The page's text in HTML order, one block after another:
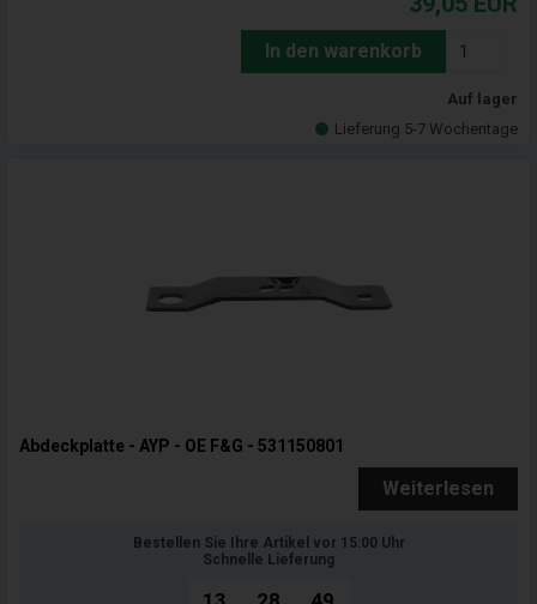
In den warenkorb
Auf lager
Lieferung 5-7 Wochentage
Abdeckplatte - AYP - OE F&G - 531150801
Weiterlesen
Bestellen Sie Ihre Artikel vor 15:00 Uhr
Schnelle Lieferung